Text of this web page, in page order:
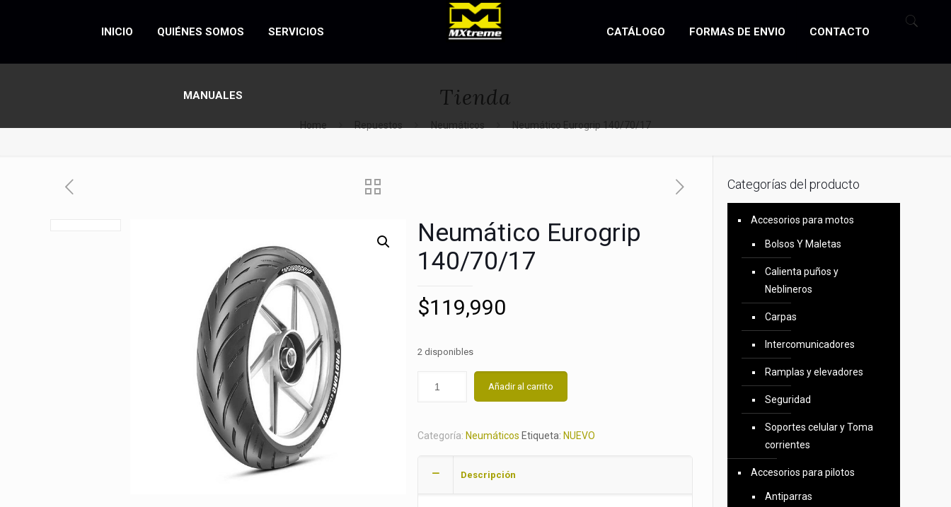
INICIO QUIÉNES SOMOS SERVICIOS
MANUALES
CATÁLOGO FORMAS DE ENVIO CONTACTO
Tienda
Neumático Eurogrip
140/70/17
$119,990
2 disponibles
Añadir al carrito
Categoría: Neumáticos Etiqueta: NUEVO
Descripción
Categorías del producto
Accesorios para motos
Bolsos Y Maletas
Calienta puños y
Neblineros
Carpas
Intercomunicadores
Ramplas y elevadores
Seguridad
Soportes celular y Toma
corrientes
Accesorios para pilotos
Antiparras